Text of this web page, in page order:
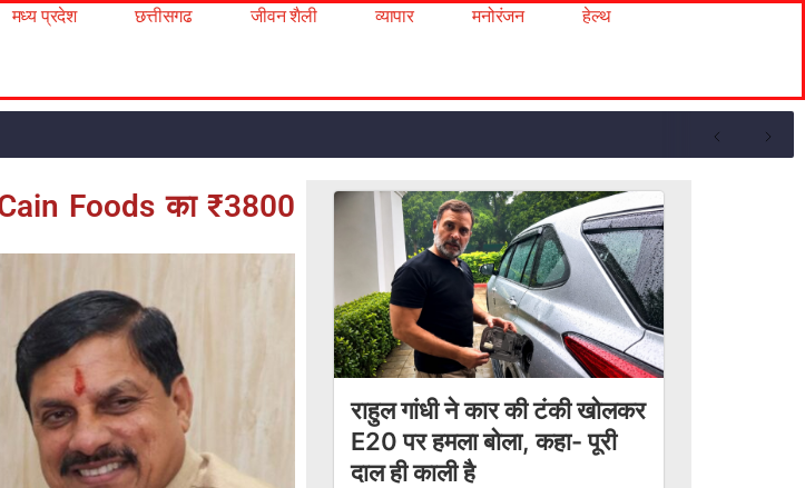
मध्य प्रदेश छत्तीसगढ जीवन शैली व्यापार मनोरंजन
हेल्थ
Foods का ₹3800
राहुल गांधी ने कार की टंकी खोलकर
E20 पर हमला बोला, कहा- पूरी
दाल ही काली है